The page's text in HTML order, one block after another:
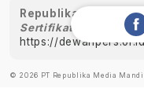
Republika telah
Sertifikat Nomor
https://
© 2026 PT Republika Media